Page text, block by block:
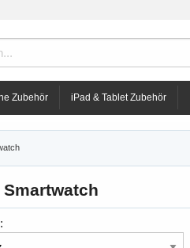
Zubehör iPad & Tablet Zubehör